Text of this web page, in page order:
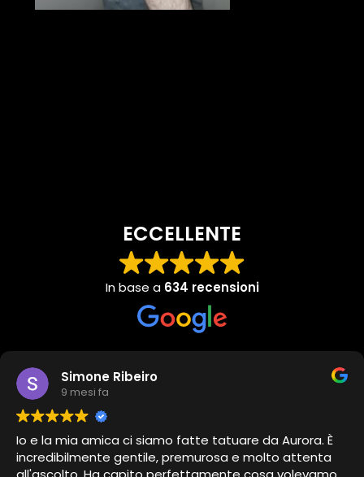
ECCELLENTE
In base a 634 recensioni
Simone Ribeiro
9 mesi fa
Io e la mia amica ci siamo fatte tatuare da Aurora. È
incredibilmente gentile, premurosa e molto attenta